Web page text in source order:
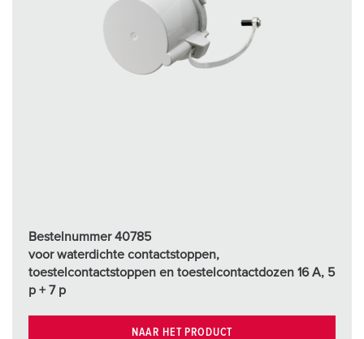
Bestelnummer 40785
voor waterdichte contactstoppen,
toestelcontactstoppen en toestelcontactdozen 16 A, 5
p + 7 p
NAAR HET PRODUCT